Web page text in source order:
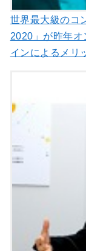
世界最大級のコ
2020」が昨年オ
インによるメリ